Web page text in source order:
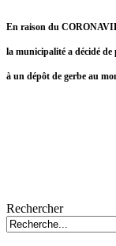
En raison du
la municipalité a décidé de
à un dépôt de gerbe au
Rechercher